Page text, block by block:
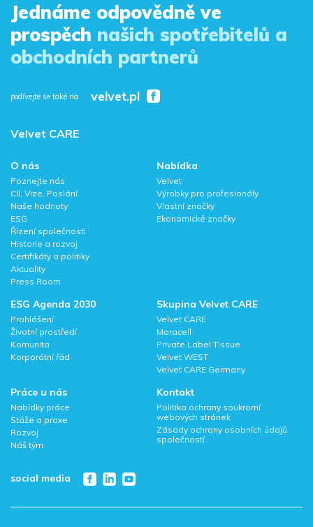
Jednáme odpovědně ve
prospěch našich spotřebitelů a
obchodních partnerů
podívejte se také na velvet.pl
Velvet CARE
O nás
Poznejte nás
Cíl, Vize, Poslání
Naše hodnoty
ESG
Řízení společnosti
Historie a rozvoj
Certifikáty a politiky
Aktuality
Press Room
Nabídka
Velvet
Výrobky pro profesionály
Vlastní značky
Ekonomické značky
ESG Agenda 2030
Prohlášení
Životní prostředí
Komunita
Korporátní řád
Skupina Velvet CARE
Velvet CARE
Moracell
Private Label Tissue
Velvet WEST
Velvet CARE Germany
Práce u nás
Nabídky práce
Stáže a praxe
Rozvoj
Náš tým
Kontakt
Politika ochrany soukromí
webových stránek
Zásady ochrany osobních údajů
společností
social media